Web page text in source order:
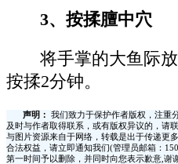
3、按揉膻中穴
将手掌的大鱼际
按揉2分钟。
声明：
我们致力于保护作者版权，注重
及时与作者取得联系，或有版权异议的，请
与图片资源来自于网络，转载是出于传递更
合法权益，请立即通知我们(管理员邮箱：
第一时间予以删除，并同时向您表示歉意,谢